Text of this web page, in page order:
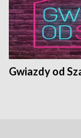
Gwiazdy od